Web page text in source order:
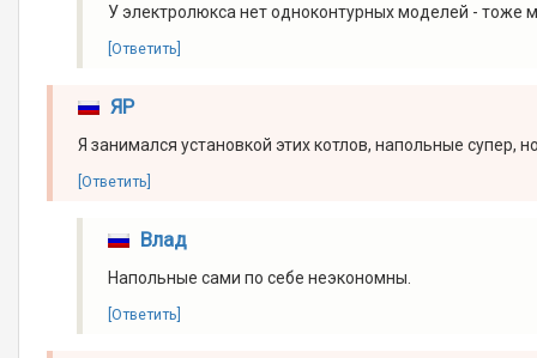
У электролюкса нет одноконтурных моделей - тоже
[Ответить]
ЯР
Я занимался установкой этих котлов, напольные супер,
[Ответить]
Влад
Напольные сами по себе неэкономны.
[Ответить]